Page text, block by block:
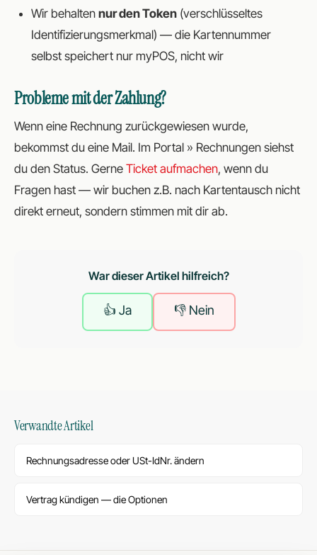
Wir behalten nur den Token (verschlüsseltes
Identifizierungsmerkmal) — die Kartennummer
selbst speichert nur myPOS, nicht wir
Probleme mit der Zahlung?
Wenn eine Rechnung zurückgewiesen wurde,
bekommst du eine Mail. Im Portal » Rechnungen siehst
du den Status. Gerne Ticket aufmachen, wenn du
Fragen hast — wir buchen z.B. nach Kartentausch nicht
direkt erneut, sondern stimmen mit dir ab.
War dieser Artikel hilfreich?
👍 Ja 👎 Nein
Verwandte Artikel
Rechnungsadresse oder USt-IdNr. ändern
Vertrag kündigen — die Optionen